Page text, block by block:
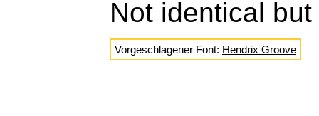
Not identical
Vorgeschlagener Font: Hendrix Groove